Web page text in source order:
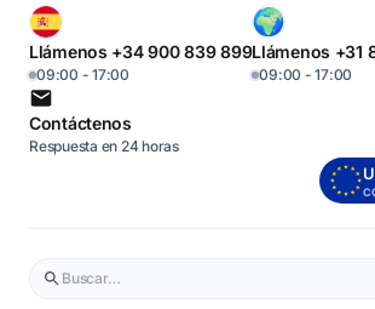
Llámenos +34 900 839 899
09:00 - 17:00
Llámenos +31
09:00 - 17:00
Contáctenos
Respuesta en 24 horas